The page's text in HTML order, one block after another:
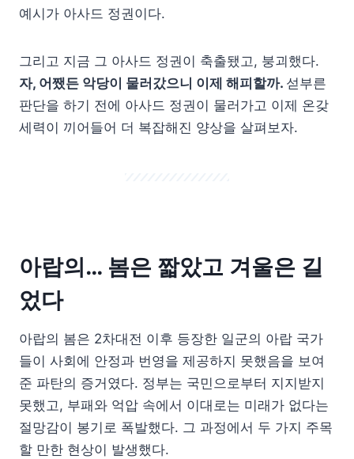
예시가 아사드 정권이다.
그리고 지금 그 아사드 정권이 축출됐고, 붕괴했다.
자, 어쨌든 악당이 물러갔으니 이제 해피할까. 섣부른
판단을 하기 전에 아사드 정권이 물러가고 이제 온갖
세력이 끼어들어 더 복잡해진 양상을 살펴보자.
아랍의… 봄은 짧았고 겨울은 길
었다
아랍의 봄은 2차대전 이후 등장한 일군의 아랍 국가
들이 사회에 안정과 번영을 제공하지 못했음을 보여
준 파탄의 증거였다. 정부는 국민으로부터 지지받지
못했고, 부패와 억압 속에서 이대로는 미래가 없다는
절망감이 봉기로 폭발했다. 그 과정에서 두 가지 주목
할 만한 현상이 발생했다.